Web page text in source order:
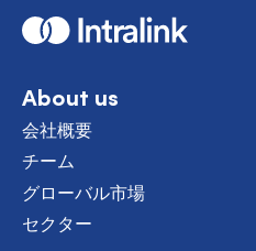
H
o
About us
会社概要
チーム
グローバル市場
セクター